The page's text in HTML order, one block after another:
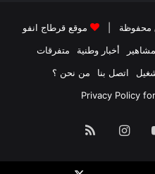
موقع قرطاج انفو
أخبار وطنية
متفرقات
اتصل بنا
من نحن ؟
Privacy Policy
‫YouTubeانستقرام
الموقع